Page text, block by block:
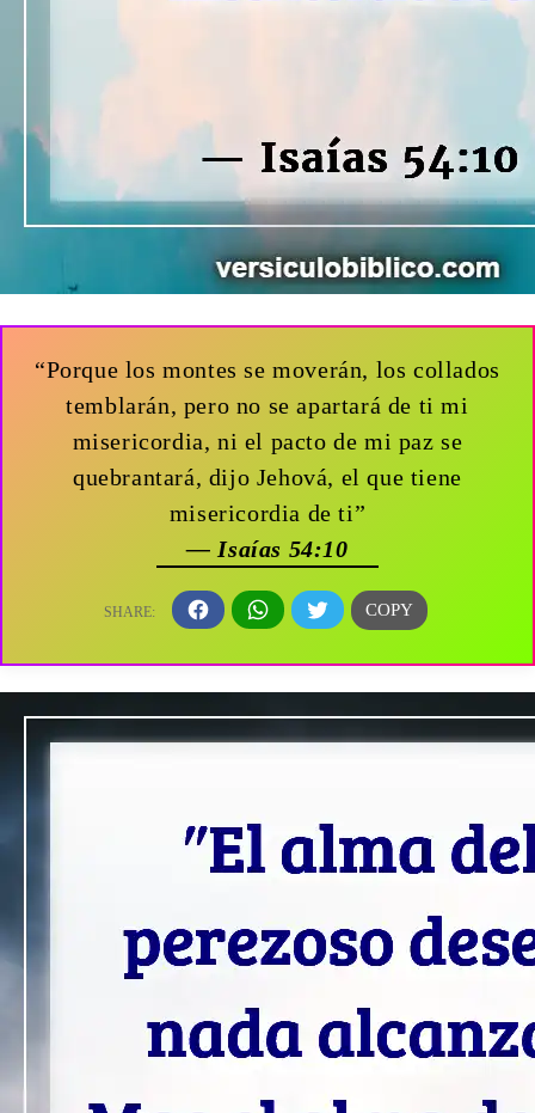
“Porque los montes se moverán, los collados
temblarán, pero no se apartará de ti mi
misericordia, ni el pacto de mi paz se
quebrantará, dijo Jehová, el que tiene
misericordia de ti”
— Isaías 54:10